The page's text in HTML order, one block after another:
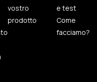
vostro
prodotto
e test
Come
facciamo?